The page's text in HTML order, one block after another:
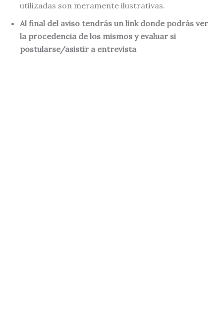
utilizadas son meramente ilustrativas.
Al final del aviso tendrás un link donde podrás ver
la procedencia de los mismos y evaluar si
postularse/asistir a entrevista